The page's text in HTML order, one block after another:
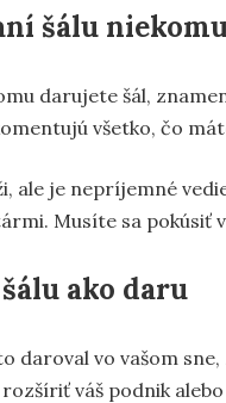
šálu
darujete šál,
všetko, čo
ale je nepríjemné
Musíte sa
ako daru
daroval vo vašom
váš podnik